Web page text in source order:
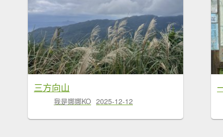
三方向山
我是娜娜KO 2025-12-12